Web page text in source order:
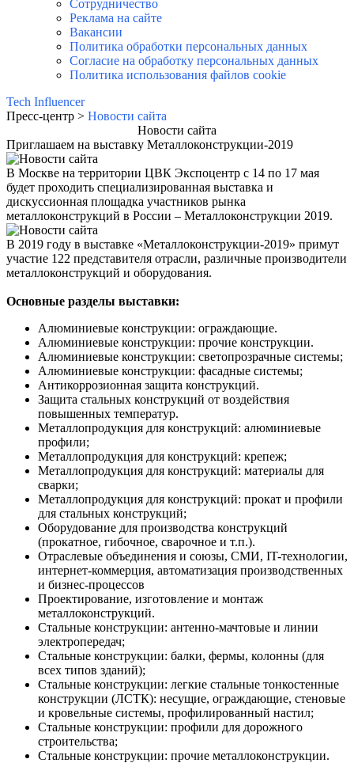
Сотрудничество
Реклама на сайте
Вакансии
Политика обработки персональных данных
Согласие на обработку персональных данных
Политика использования файлов cookie
Tech Influencer
Пресс-центр > Новости сайта
Новости сайта
Приглашаем на выставку Металлоконструкции-2019
В Москве на территории ЦВК Экспоцентр с 14 по 17 мая
будет проходить специализированная выставка и
дискуссионная площадка участников рынка
металлоконструкций в России – Металлоконструкции 2019.
В 2019 году в выставке «Металлоконструкции-2019» примут
участие 122 представителя отрасли, различные производители
металлоконструкций и оборудования.
Основные разделы выставки:
Алюминиевые конструкции: ограждающие.
Алюминиевые конструкции: прочие конструкции.
Алюминиевые конструкции: светопрозрачные системы;
Алюминиевые конструкции: фасадные системы;
Антикоррозионная защита конструкций.
Защита стальных конструкций от воздействия
повышенных температур.
Металлопродукция для конструкций: алюминиевые
профили;
Металлопродукция для конструкций: крепеж;
Металлопродукция для конструкций: материалы для
сварки;
Металлопродукция для конструкций: прокат и профили
для стальных конструкций;
Оборудование для производства конструкций
(прокатное, гибочное, сварочное и т.п.).
Отраслевые объединения и союзы, СМИ, IT-технологии,
интернет-коммерция, автоматизация производственных
и бизнес-процессов
Проектирование, изготовление и монтаж
металлоконструкций.
Стальные конструкции: антенно-мачтовые и линии
электропередач;
Стальные конструкции: балки, фермы, колонны (для
всех типов зданий);
Стальные конструкции: легкие стальные тонкостенные
конструкции (ЛСТК): несущие, ограждающие, стеновые
и кровельные системы, профилированный настил;
Стальные конструкции: профили для дорожного
строительства;
Стальные конструкции: прочие металлоконструкции.